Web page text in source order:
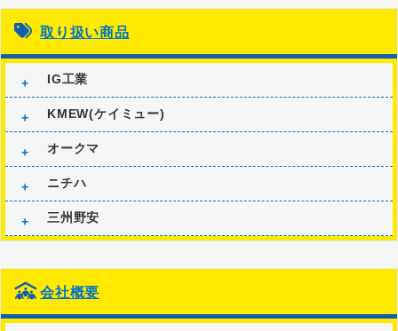
取り扱い商品
IG工業
KMEW(ケイミュー)
オークマ
ニチハ
三州野安
会社概要